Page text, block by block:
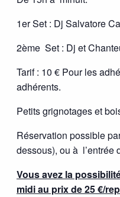
1er Set : Dj Salvatore
2ème Set : Dj et
Tarif : 10 € Pour les
adhérents.
Petits grignotages et
Réservation possible
dessous), ou à l’entrée
Vous avez la
midi au prix de 25 €/